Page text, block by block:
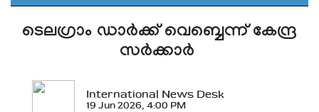
ടെലഗ്രാം ഡാര്‍ക്ക് വെബ്ബെന്ന് കേന്ദ്ര
സര്‍ക്കാര്‍
International News Desk
19 Jun 2026, 4:00 PM